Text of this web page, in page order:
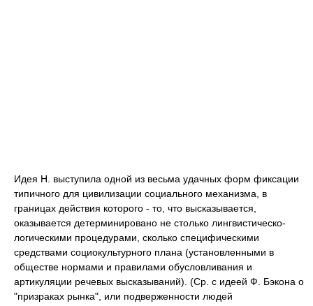
Идея Н. выступила одной из весьма удачных форм фиксации
типичного для цивилизации социального механизма, в
границах действия которого - то, что высказывается,
оказывается детерминировано не столько лингвистическо-
логическими процедурами, сколько специфическими
средствами социокультурного плана (установленными в
обществе нормами и правилами обусловливания и
артикуляции речевых высказываний). (Ср. с идеей Ф. Бэкона о
"призраках рынка", или подверженности людей